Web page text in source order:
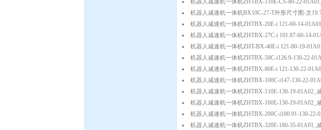
机器人减速机一体机ZHTBX-110E-CS-80-22-
机器人减速机一体机BX10C-27-T外形尺寸图-文
机器人减速机一体机ZHTBX-20E-i 121-60-14-
机器人减速机一体机ZHTBX-27C-i 101.87-60-14-
机器人减速机一体机ZHT-BX-40E-i 121-80-19-
机器人减速机一体机ZHTBX-50C-i126.9-130-22-
机器人减速机一体机ZHTBX-80E-i 121-130-22-
机器人减速机一体机ZHTBX-100C-i147-130-22-
机器人减速机一体机ZHTBX-110E-130-19-01A02_
机器人减速机一体机ZHTBX-160E-130-19-01A02_
机器人减速机一体机ZHTBX-200C-i100.91-130-22-
机器人减速机一体机ZHTBX-320E-180-35-01A01_